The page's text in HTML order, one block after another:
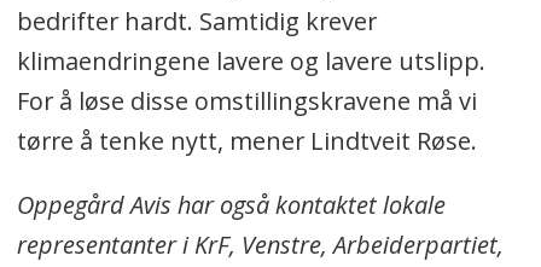
bedrifter hardt. Samtidig krever
klimaendringene lavere og lavere utslipp.
For å løse disse omstillingskravene må vi
tørre å tenke nytt, mener Lindtveit Røse.
Oppegård Avis har også kontaktet lokale
representanter i KrF, Venstre, Arbeiderpartiet,